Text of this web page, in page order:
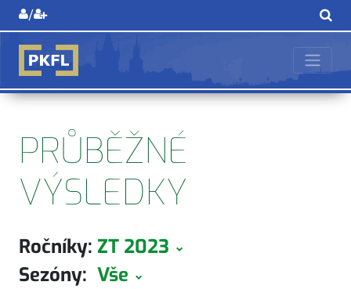
/
PRŮBĚŽNÉ
VÝSLEDKY
ZT 2023
Ročníky:
Vše
Sezóny: